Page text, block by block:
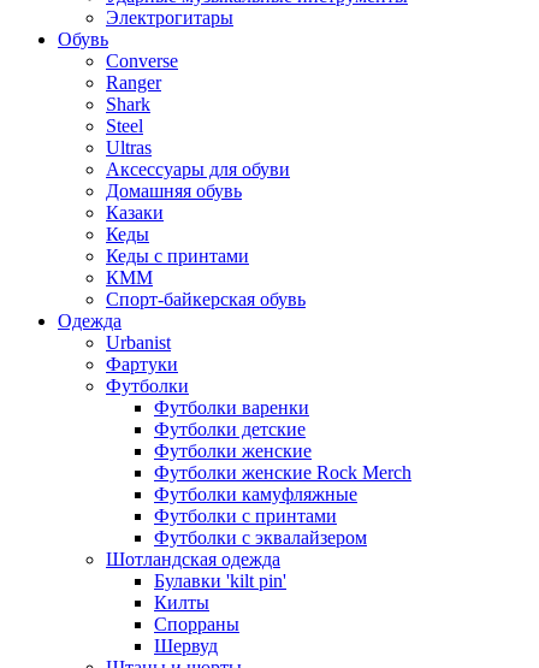
Электрогитары
Обувь
Converse
Ranger
Shark
Steel
Ultras
Аксессуары для обуви
Домашняя обувь
Казаки
Кеды
Кеды с принтами
КММ
Спорт-байкерская обувь
Одежда
Urbanist
Фартуки
Футболки
Футболки варенки
Футболки детские
Футболки женские
Футболки женские Rock Merch
Футболки камуфляжные
Футболки с принтами
Футболки с эквалайзером
Шотландская одежда
Булавки 'kilt pin'
Килты
Спорраны
Шервуд